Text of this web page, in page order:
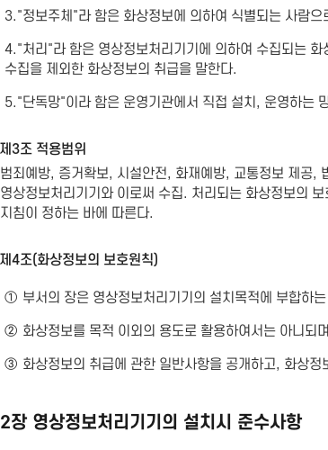
3."정보주체"라 함은 화상정보에 의하여 식별되는 사람
4."처리"라 함은 영상정보처리기기에 의하여 수집되는
수집을 제외한 화상정보의 취급을 말한다.
5."단독망"이라 함은 운영기관에서 직접 설치, 운영하는
3조 적용범위
범죄예방, 증거확보, 시설안전, 화재예방, 교통정보 제공,
영상정보처리기기와 이로써 수집. 처리되는 화상정보의
지침이 정하는 바에 따른다.
4조(화상정보의 보호원칙)
① 부서의 장은 영상정보처리기기의 설치목적에 부합하
② 화상정보를 목적 이외의 용도로 활용하여서는 아니되
③ 화상정보의 취급에 관한 일반사항을 공개하고, 화상
장 영상정보처리기기의 설치시 준수사항